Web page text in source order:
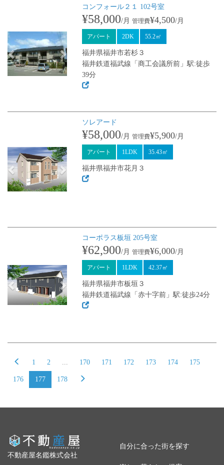
コンフォール２１ 102号室
¥58,000/月 管理費¥4,500/月
アパート 2DK 55.2㎡
福井県福井市若杉３
福井鉄道福武線「商工会議所前」駅:徒歩
39分
ソレアード
¥58,000/月 管理費¥5,900/月
アパート 1LDK 35.43㎡
福井県福井市花月３
コーポラス板垣 205号室
¥62,900/月 管理費¥6,000/月
アパート 1LDK 42.37㎡
福井県福井市板垣３
福井鉄道福武線「赤十字前」駅:徒歩24分
1 2 170 171 172 173 174 175
176 177 178
不動産屋名鑑株式会社
自分に合った街を探す